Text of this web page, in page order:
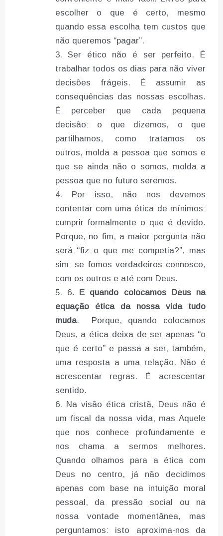
escolher o que é certo, mesmo
quando essa escolha tem custos que
não queremos “pagar”.
Ser ético não é ser perfeito. É
trabalhar todos os dias para não viver
decisões frágeis. É assumir as
consequências das nossas escolhas.
É perceber que cada pequena
decisão: o que dizemos, o que
partilhamos, como tratamos os
outros, molda a pessoa que somos e
que se ainda não o somos, molda a
pessoa que no futuro seremos.
Por isso, não nos devemos
contentar com uma ética de mínimos:
cumprir formalmente o que é devido.
Porque, no fim, a maior pergunta não
será “fiz o que me competia?”, mas
sim: se fomos verdadeiros connosco,
com os outros e até com Deus.
6. E quando colocamos Deus na
equação ética da nossa vida tudo
muda. Porque, quando colocamos
Deus, a ética deixa de ser apenas “o
que é certo” e passa a ser, também,
uma resposta a uma relação. Não é
acrescentar regras. É acrescentar
sentido.
Na visão ética cristã, Deus não é
um fiscal da nossa vida, mas Aquele
que nos conhece profundamente e
nos chama a sermos melhores.
Quando olhamos para a ética com
Deus no centro, já não decidimos
apenas com base na intuição moral
pessoal, da pressão social ou na
nossa vontade momentânea, mas
perguntamos: isto aproxima-nos da